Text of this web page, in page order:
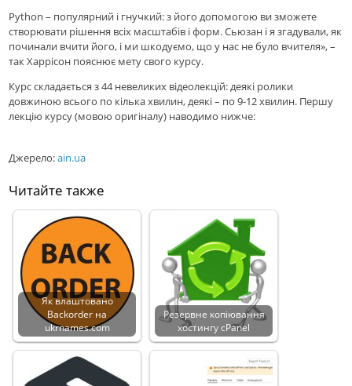
Python – популярний і гнучкий: з його допомогою ви зможете
створювати рішення всіх масштабів і форм. Сьюзан і я згадували, як
починали вчити його, і ми шкодуємо, що у нас не було вчителя», –
так Харрісон пояснює мету свого курсу.
Курс складається з 44 невеликих відеолекцій: деякі ролики
довжиною всього по кілька хвилин, деякі – по 9-12 хвилин. Першу
лекцію курсу (мовою оригіналу) наводимо нижче:
Джерело:ain.ua
Читайте также
Як влаштовано
Backorder на
ukrnames.com
Резервне копіювання
хостингу cPanel